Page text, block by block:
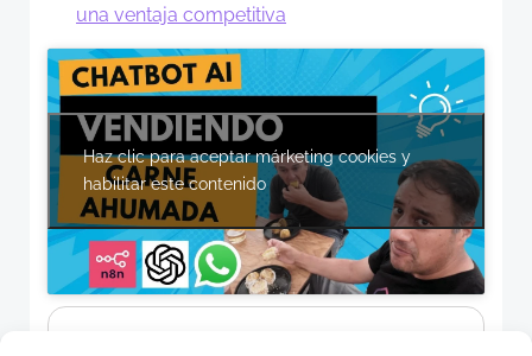
una ventaja competitiva
Haz clic para aceptar márketing cookies y
habilitar este contenido